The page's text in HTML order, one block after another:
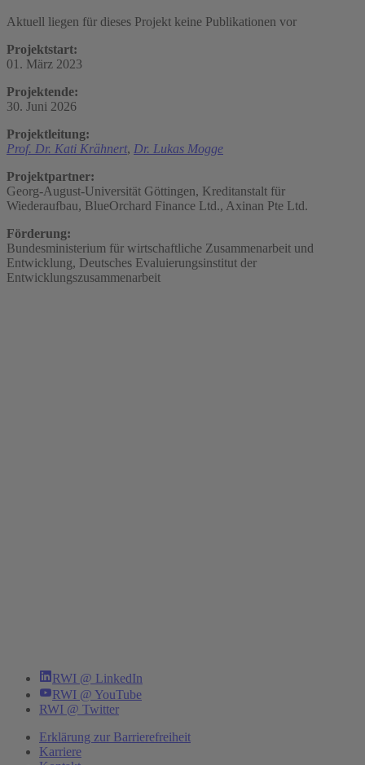
Aktuell liegen für dieses Projekt keine Publikationen vor
Projektstart:
01. März 2023
Projektende:
30. Juni 2026
Projektleitung:
Prof. Dr. Kati Krähnert, Dr. Lukas Mogge
Projektpartner:
Georg-August-Universität Göttingen, Kreditanstalt für
Wiederaufbau, BlueOrchard Finance Ltd., Axinan Pte Ltd.
Förderung:
Bundesministerium für wirtschaftliche Zusammenarbeit und
Entwicklung, Deutsches Evaluierungsinstitut der
Entwicklungszusammenarbeit
RWI @ LinkedIn
RWI @ YouTube
RWI @ Twitter
Erklärung zur Barrierefreiheit
Karriere